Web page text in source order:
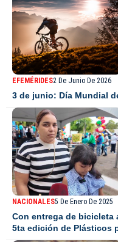
EFEMÉRIDES2 De Junio De 2026
3 de junio: Día Mundial
NACIONALES5 De Enero De 2025
Con entrega de bicicleta
5ta edición de Plásticos